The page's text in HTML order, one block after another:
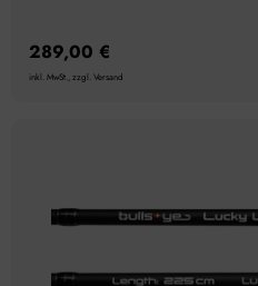
289,00 €
inkl. MwSt., zzgl. Versand